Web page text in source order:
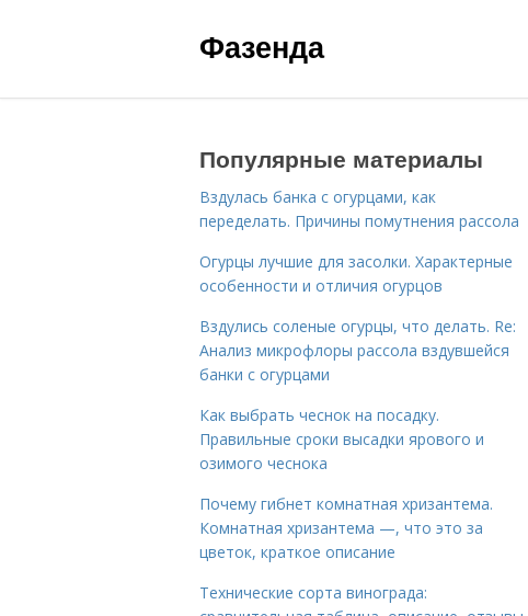
Фазенда
Популярные материалы
Вздулась банка с огурцами, как
переделать. Причины помутнения рассола
Огурцы лучшие для засолки. Характерные
особенности и отличия огурцов
Вздулись соленые огурцы, что делать. Re:
Анализ микрофлоры рассола вздувшейся
банки с огурцами
Как выбрать чеснок на посадку.
Правильные сроки высадки ярового и
озимого чеснока
Почему гибнет комнатная хризантема.
Комнатная хризантема —, что это за
цветок, краткое описание
Технические сорта винограда: